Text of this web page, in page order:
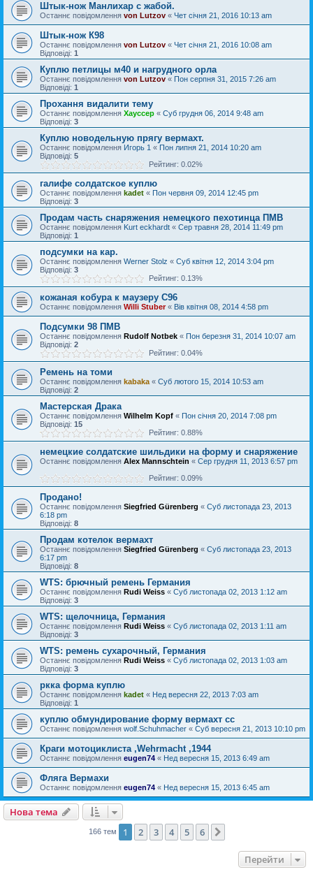
Штык-нож Манлихар с жабой.
Останнє повідомлення von Lutzov « Чет січня 21, 2016 10:13 am
Штык-нож К98
Останнє повідомлення von Lutzov « Чет січня 21, 2016 10:08 am
Відповіді: 1
Куплю петлицы м40 и нагрудного орла
Останнє повідомлення von Lutzov « Пон серпня 31, 2015 7:26 am
Відповіді: 1
Прохання видалити тему
Останнє повідомлення Хауссер « Суб грудня 06, 2014 9:48 am
Відповіді: 3
Куплю новодельную прягу вермахт.
Останнє повідомлення Игорь 1 « Пон липня 21, 2014 10:20 am
Відповіді: 5
Рейтинг: 0.02%
галифе солдатское куплю
Останнє повідомлення kadet « Пон червня 09, 2014 12:45 pm
Відповіді: 3
Продам часть снаряжения немецкого пехотинца ПМВ
Останнє повідомлення Kurt eckhardt « Сер травня 28, 2014 11:49 pm
Відповіді: 1
подсумки на кар.
Останнє повідомлення Werner Stolz « Суб квітня 12, 2014 3:04 pm
Відповіді: 3
Рейтинг: 0.13%
кожаная кобура к маузеру С96
Останнє повідомлення Willi Stuber« Вів квітня 08, 2014 4:58 pm
Подсумки 98 ПМВ
Останнє повідомлення Rudolf Notbek « Пон березня 31, 2014 10:07 am
Відповіді: 2
Рейтинг: 0.04%
Ремень на томи
Останнє повідомлення kabaka « Суб лютого 15, 2014 10:53 am
Відповіді: 2
Мастерская Драка
Останнє повідомлення Wilhelm Kopf « Пон січня 20, 2014 7:08 pm
Відповіді: 15
Рейтинг: 0.88%
немецкие солдатские шильдики на форму и снаряжение
Останнє повідомлення Alex Mannschtein « Сер грудня 11, 2013 6:57 pm
Рейтинг: 0.09%
Продано!
Останнє повідомлення Siegfried Gürenberg « Суб листопада 23, 2013
6:18 pm
Відповіді: 8
Продам котелок вермахт
Останнє повідомлення Siegfried Gürenberg « Суб листопада 23, 2013
6:17 pm
Відповіді: 8
WTS: брючный ремень Германия
Останнє повідомлення Rudi Weiss « Суб листопада 02, 2013 1:12 am
Відповіді: 3
WTS: щелочница, Германия
Останнє повідомлення Rudi Weiss « Суб листопада 02, 2013 1:11 am
Відповіді: 3
WTS: ремень сухарочный, Германия
Останнє повідомлення Rudi Weiss « Суб листопада 02, 2013 1:03 am
Відповіді: 3
ркка форма куплю
Останнє повідомлення kadet « Нед вересня 22, 2013 7:03 am
Відповіді: 1
куплю обмундирование форму вермахт сс
Останнє повідомлення wolf.Schuhmacher « Суб вересня 21, 2013 10:10 pm
Краги мотоциклиста ,Wehrmacht ,1944
Останнє повідомлення eugen74 « Нед вересня 15, 2013 6:49 am
Фляга Вермахи
Останнє повідомлення eugen74 « Нед вересня 15, 2013 6:45 am
Нова тема
166 тем 1 2 3 4 5 6
Перейти